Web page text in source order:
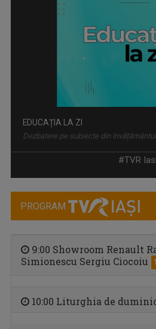
EDUCAȚIA LA ZI
Dezbatere pe subiecte din învățământul
CULT ART
#TVR Iasi
PROGRAM
9:00 Showroom Renault
Simionescu Sergiu Ciocoiu
10:00 Liturghia de